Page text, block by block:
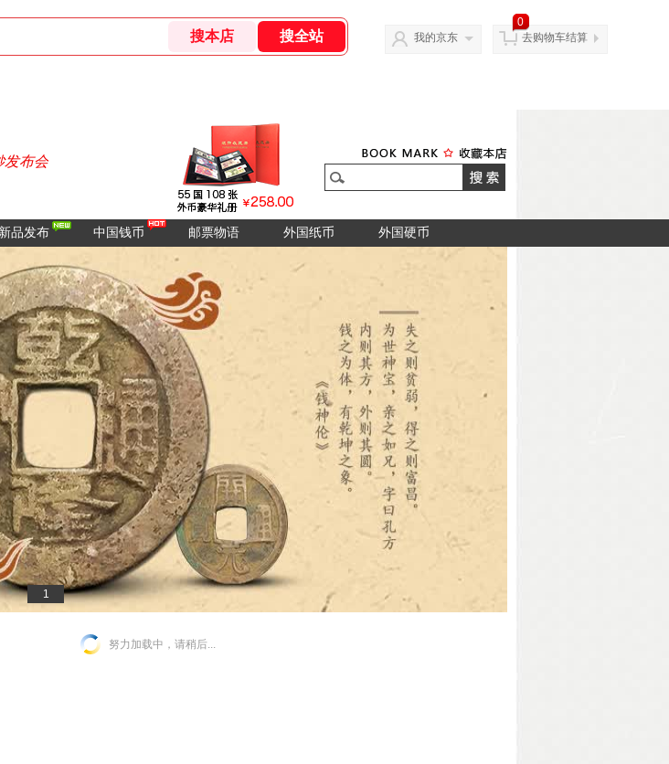
我的京东
0
去购物车结算
发布会
新品发布 中国钱币 邮票物语 外国纸币 外国硬币
1
努力加载中，请稍后...